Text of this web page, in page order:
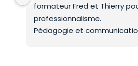
formateur Fred et Thierry
professionnalisme.
Pédagogie et